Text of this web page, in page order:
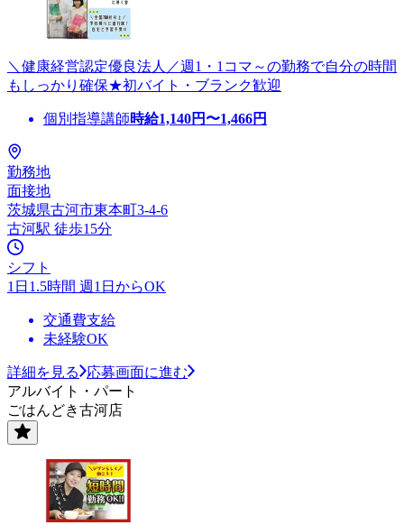
＼健康経営認定優良法人／週1・1コマ～の勤務で自分の時間
もしっかり確保★初バイト・ブランク歓迎
個別指導講師時給1,140円〜1,466円
勤務地
面接地
茨城県古河市東本町3-4-6
古河駅 徒歩15分
シフト
1日1.5時間 週1日からOK
交通費支給
未経験OK
詳細を見る
応募画面に進む
アルバイト・パート
ごはんどき古河店